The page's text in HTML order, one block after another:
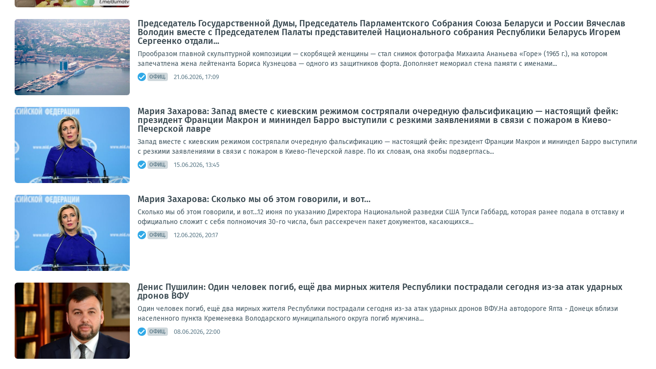
Председатель Государственной Думы, Председатель Парламентского Собрания Союза Беларуси и России Вячеслав
Володин вместе с Председателем Палаты представителей Национального собрания Республики Беларусь Игорем
Сергеенко отдали...
Прообразом главной скульптурной композиции — скорбящей женщины — стал снимок фотографа Михаила Ананьева «Горе» (1965 г.), на котором
запечатлена жена лейтенанта Бориса Кузнецова — одного из защитников форта. Дополняет мемориал стена памяти с именами...
ОФИЦ. 21.06.2026, 17:09
Мария Захарова: Запад вместе с киевским режимом состряпали очередную фальсификацию — настоящий фейк:
президент Франции Макрон и мининдел Барро выступили с резкими заявлениями в связи с пожаром в Киево-
Печерской лавре
Запад вместе с киевским режимом состряпали очередную фальсификацию — настоящий фейк: президент Франции Макрон и мининдел Барро выступили
с резкими заявлениями в связи с пожаром в Киево-Печерской лавре. По их словам, она якобы подверглась...
ОФИЦ. 15.06.2026, 13:45
Мария Захарова: Сколько мы об этом говорили, и вот…
Сколько мы об этом говорили, и вот…12 июня по указанию Директора Национальной разведки США Тулси Габбард, которая ранее подала в отставку и
официально сложит с себя полномочия 30-го числа, был рассекречен пакет документов, касающихся...
ОФИЦ. 12.06.2026, 20:17
Денис Пушилин: Один человек погиб, ещё два мирных жителя Республики пострадали сегодня из-за атак ударных
дронов ВФУ
Один человек погиб, ещё два мирных жителя Республики пострадали сегодня из-за атак ударных дронов ВФУ.На автодороге Ялта - Донецк вблизи
населенного пункта Кременевка Володарского муниципального округа погиб мужчина...
ОФИЦ. 08.06.2026, 22:00